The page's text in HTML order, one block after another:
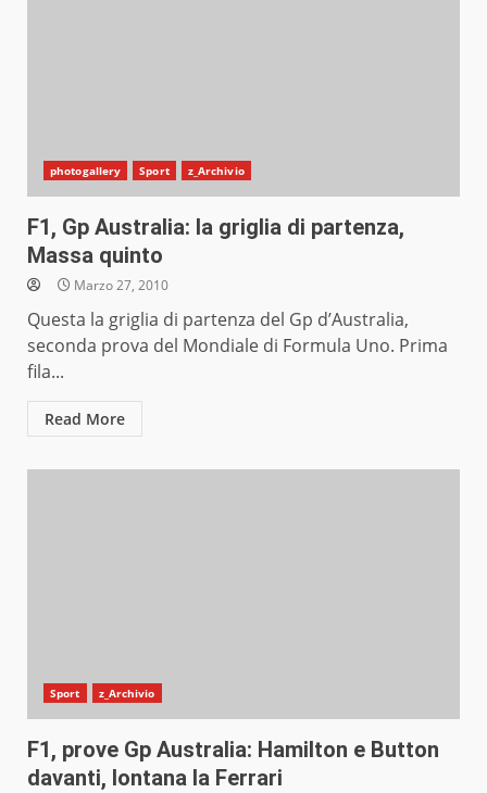
photogallery Sport z_Archivio
F1, Gp Australia: la griglia di partenza,
Massa quinto
Marzo 27, 2010
Questa la griglia di partenza del Gp d’Australia,
seconda prova del Mondiale di Formula Uno. Prima
fila...
Read More
Sport z_Archivio
F1, prove Gp Australia: Hamilton e Button
davanti, lontana la Ferrari